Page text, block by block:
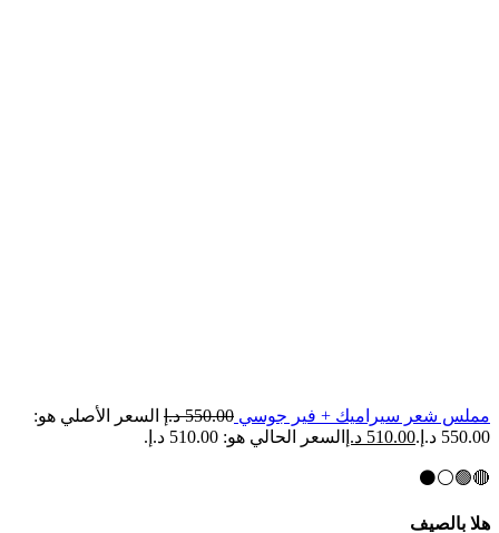
مملس شعر سيراميك + فير جوسي 550.00 د.إ السعر الأصلي هو:
550.00 د.إ.
510.00 د.إ السعر الحالي هو: 510.00 د.إ.
🔴🟢⚪⚫
هلا بالصيف